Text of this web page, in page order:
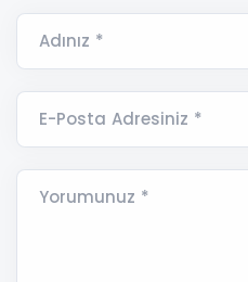
Adınız *
E-Posta Adresiniz *
Yorumunuz *